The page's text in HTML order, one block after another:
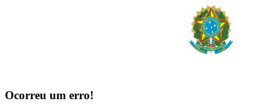
Ocorreu um erro!